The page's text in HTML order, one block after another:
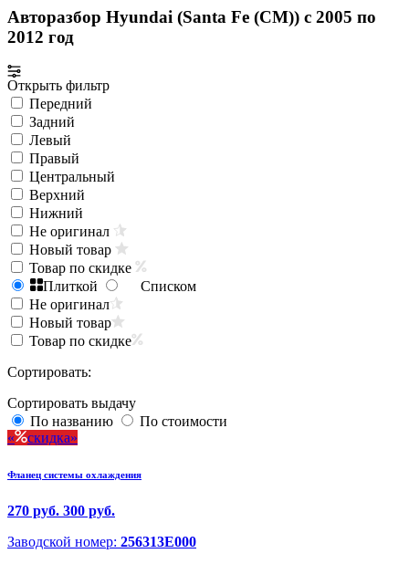
Авторазбор Hyundai (Santa Fe (CM)) с 2005 по
2012 год
Открыть фильтр
Передний
Задний
Левый
Правый
Центральный
Верхний
Нижний
Не оригинал
Новый товар
Товар по скидке
Плиткой
Списком
Не оригинал
Новый товар
Товар по скидке
Сортировать:
Сортировать выдачу
По названию
По стоимости
скидка
Фланец системы охлаждения
270 руб. 300 руб.
Заводской номер: 256313E000